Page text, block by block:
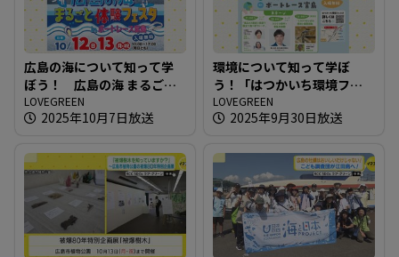
広島の海について知って学
ぼう！ 広島の海 まるごと
体験フェスタ in ボートレー
ス宮島
LOVEGREEN
2025年10月7日放送
環境について知って学ぼ
う！「はつかいち環境フェ
スタ」
LOVEGREEN
2025年9月30日放送